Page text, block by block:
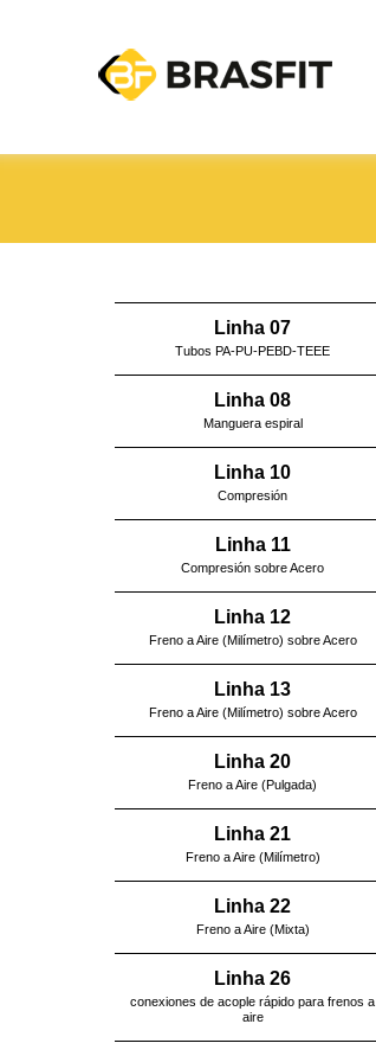
Linha 07
Tubos PA-PU-PEBD-TEEE
Linha 08
Manguera espiral
Linha 10
Compresión
Linha 11
Compresión sobre Acero
Linha 12
Freno a Aire (Milímetro) sobre Acero
Linha 13
Freno a Aire (Milímetro) sobre Acero
Linha 20
Freno a Aire (Pulgada)
Linha 21
Freno a Aire (Milímetro)
Linha 22
Freno a Aire (Mixta)
Linha 26
conexiones de acople rápido para frenos a
aire